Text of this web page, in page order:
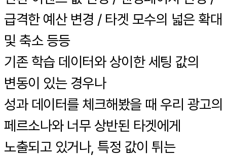
급격한 예산 변경 / 타겟 모수의 넓은 확대
및 축소 등등
기존 학습 데이터와 상이한 세팅 값의
변동이 있는 경우나
성과 데이터를 체크해봤을 때 우리 광고의
페르소나와 너무 상반된 타겟에게
노출되고 있거나, 특정 값이 튀는